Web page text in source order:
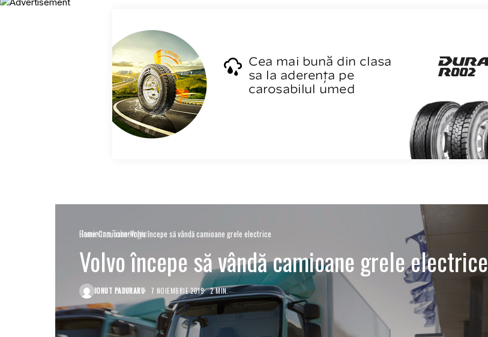
Home Camioane Volvo începe să vândă camioane grele electrice
CamioaneTehnologie
Volvo începe să vândă camioane grele electrice
IONUT PADURARU 7 NOIEMBRIE 2019 2 MIN.